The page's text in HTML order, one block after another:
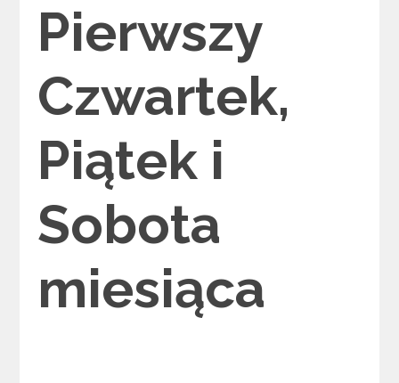
Pierwszy
Czwartek,
Piątek i
Sobota
miesiąca